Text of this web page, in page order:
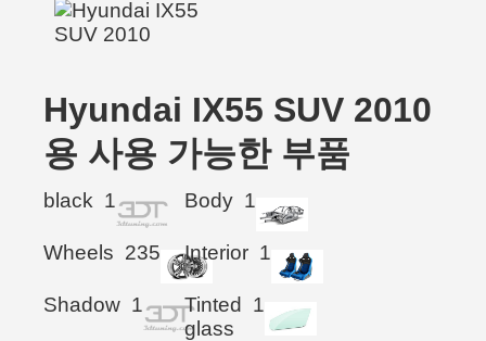
Hyundai IX55 SUV 2010
용 사용 가능한 부품
black 1 Body 1
Wheels 235 Interior 1
Shadow 1
Tinted
glass
1